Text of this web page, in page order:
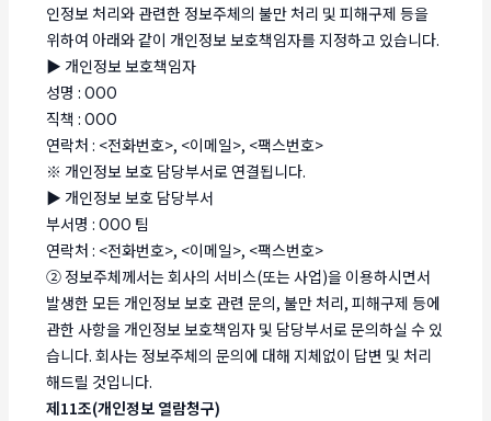
인정보 처리와 관련한 정보주체의 불만 처리 및 피해구제 등을
위하여 아래와 같이 개인정보 보호책임자를 지정하고 있습니다.
▶ 개인정보 보호책임자
성명 : OOO
직책 : OOO
연락처 : <전화번호>, <이메일>, <팩스번호>
※ 개인정보 보호 담당부서로 연결됩니다.
▶ 개인정보 보호 담당부서
부서명 : OOO 팀
연락처 : <전화번호>, <이메일>, <팩스번호>
② 정보주체께서는 회사의 서비스(또는 사업)을 이용하시면서
발생한 모든 개인정보 보호 관련 문의, 불만 처리, 피해구제 등에
관한 사항을 개인정보 보호책임자 및 담당부서로 문의하실 수 있
습니다. 회사는 정보주체의 문의에 대해 지체없이 답변 및 처리
해드릴 것입니다.
제11조(개인정보 열람청구)